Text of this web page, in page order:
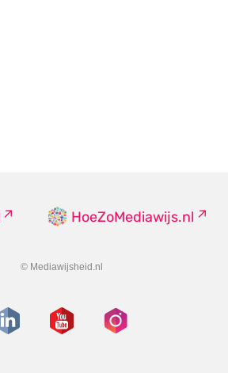
HoeZoMediawijs.nl
© Mediawijsheid.nl